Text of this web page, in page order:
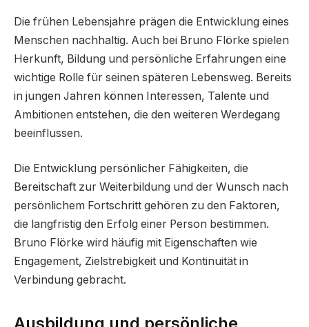
Die frühen Lebensjahre prägen die Entwicklung eines
Menschen nachhaltig. Auch bei Bruno Flörke spielen
Herkunft, Bildung und persönliche Erfahrungen eine
wichtige Rolle für seinen späteren Lebensweg. Bereits
in jungen Jahren können Interessen, Talente und
Ambitionen entstehen, die den weiteren Werdegang
beeinflussen.
Die Entwicklung persönlicher Fähigkeiten, die
Bereitschaft zur Weiterbildung und der Wunsch nach
persönlichem Fortschritt gehören zu den Faktoren,
die langfristig den Erfolg einer Person bestimmen.
Bruno Flörke wird häufig mit Eigenschaften wie
Engagement, Zielstrebigkeit und Kontinuität in
Verbindung gebracht.